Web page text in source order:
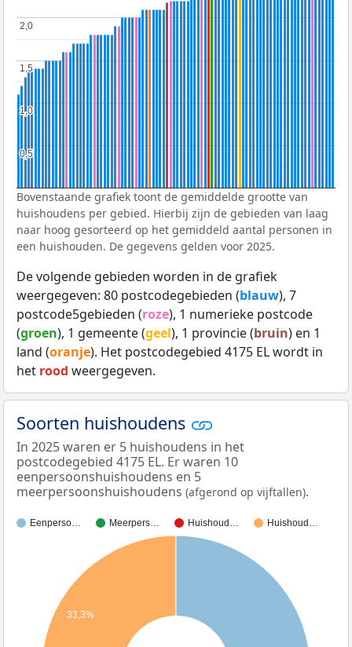
0,5
0,5
1,0
1,0
1,5
1,5
2,0
2,0
Bovenstaande grafiek toont de gemiddelde grootte van
huishoudens per gebied. Hierbij zijn de gebieden van laag
naar hoog gesorteerd op het gemiddeld aantal personen in
een huishouden. De gegevens gelden voor 2025.
De volgende gebieden worden in de grafiek
weergegeven: 80 postcodegebieden (blauw), 7
postcode5gebieden (roze), 1 numerieke postcode
(groen), 1 gemeente (geel), 1 provincie (bruin) en 1
land (oranje). Het postcodegebied 4175 EL wordt in
het rood weergegeven.
Soorten huishoudens
In 2025 waren er 5 huishoudens in het
postcodegebied 4175 EL. Er waren 10
eenpersoonshuishoudens en 5
meerpersoonshuishoudens (afgerond op vijftallen).
Eenperso… Meerpers… Huishoud… Huishoud…
33,3%